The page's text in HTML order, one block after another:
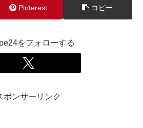
Pinterest コピー
をフォローする
ポンサーリンク